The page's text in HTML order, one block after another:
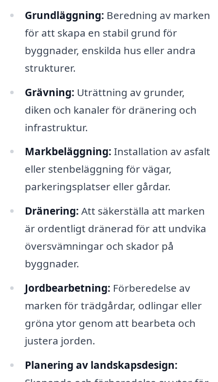
Grundläggning: Beredning av marken
för att skapa en stabil grund för
byggnader, enskilda hus eller andra
strukturer.
Grävning: Uträttning av grunder,
diken och kanaler för dränering och
infrastruktur.
Markbeläggning: Installation av asfalt
eller stenbeläggning för vägar,
parkeringsplatser eller gårdar.
Dränering: Att säkerställa att marken
är ordentligt dränerad för att undvika
översvämningar och skador på
byggnader.
Jordbearbetning: Förberedelse av
marken för trädgårdar, odlingar eller
gröna ytor genom att bearbeta och
justera jorden.
Planering av landskapsdesign: